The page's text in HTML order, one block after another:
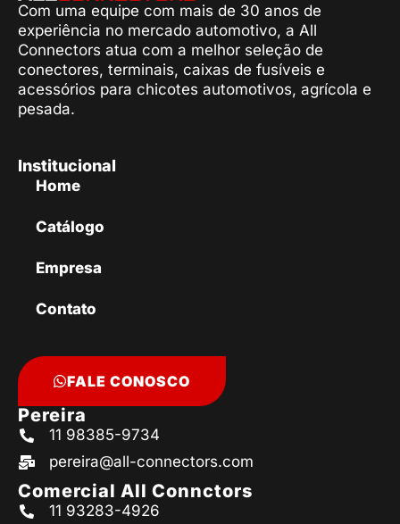
Com uma equipe com mais de 30 anos de
experiência no mercado automotivo, a All
Connectors atua com a melhor seleção de
conectores, terminais, caixas de fusíveis e
acessórios para chicotes automotivos, agrícola e
pesada.
Institucional
Home
Catálogo
Empresa
Contato
FALE CONOSCO
Pereira
11 98385-9734
pereira@all-connectors.com
Comercial All Connctors
11 93283-4926